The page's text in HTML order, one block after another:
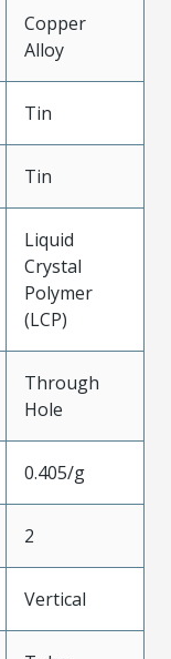
Copper
Alloy
Tin
Tin
Liquid
Crystal
Polymer
(LCP)
Through
Hole
0.405/g
2
Vertical